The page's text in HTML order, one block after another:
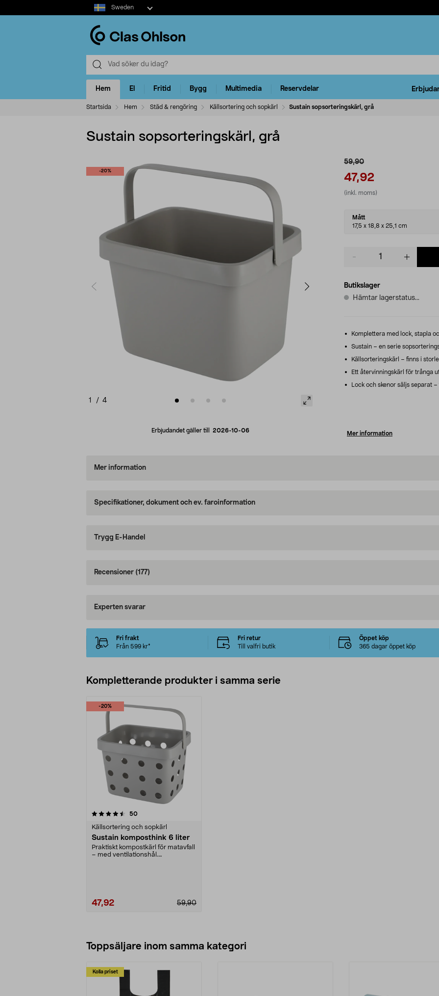
Select
market
Sweden
Hem El Fritid Bygg Multimedia Reservdelar
Startsida Hem Städ & rengöring Källsortering och sopkärl Sustain sopsorteringskärl, grå
Sustain sopsorteringskärl, grå
-20%
1 / 4
Erbjudandet gäller till 2026-10-06
59,90
47,92
(inkl. moms)
Select
variant
Mått
17,5 x 18,8 x 25,1 cm
Butikslager
Hämtar lagerstatus...
Komplettera med lock, stapla
Sustain – en serie
Källsorteringskärl – finns i
Ett återvinningskärl för trånga
Lock och skenor säljs separat
Mer information
Mer information
Specifikationer, dokument och ev. faroinformation
Trygg E-Handel
Recensioner (177)
Experten svarar
Fri frakt
Från 599 kr*
Fri retur
Till valfri butik
Öppet köp
365 dagar öppet köp
Kompletterande produkter i samma serie
-20%
50recensioner
Källsortering och sopkärl
Sustain komposthink 6 liter
Praktiskt kompostkärl för matavfall
– med ventilationshål.
59,90
47,92
Toppsäljare inom samma kategori
Kolla priset